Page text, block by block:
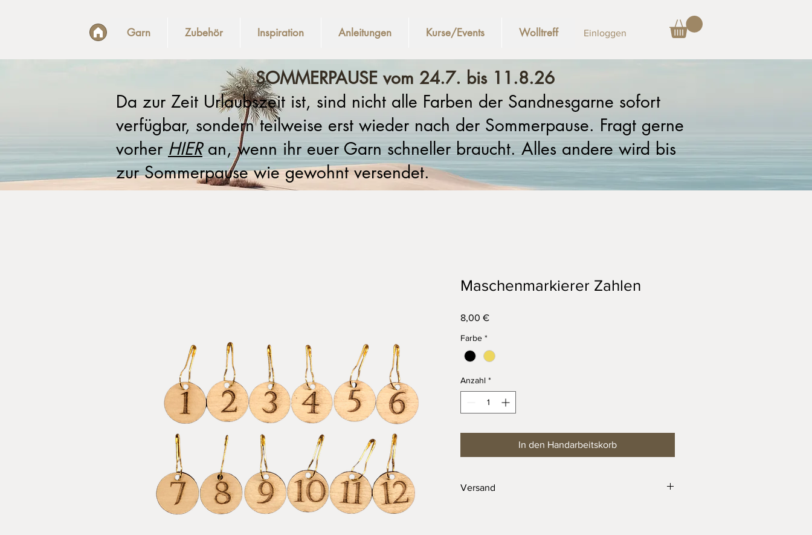
Garn Zubehör Inspiration Anleitungen Kurse/Events Wolltreff Einloggen
SOMMERPAUSE vom 24.7. bis 11.8.26
Da zur Zeit Urlaubszeit ist, sind nicht alle Farben der Sandnesgarne sofort
verfügbar, sondern teilweise erst wieder nach der Sommerpause. Fragt gerne
vorher HIERan, wenn ihr euer Garn schneller braucht. Alles andere wird bis
zur Sommerpause wie gewohnt versendet.
Maschenmarkierer Zahlen
8,00 €Preis
Farbe *
Anzahl *
In den Handarbeitskorb
Versand